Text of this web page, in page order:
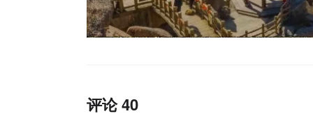
评论 40